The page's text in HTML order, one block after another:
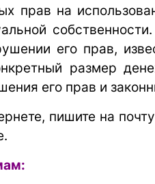
прав на
его прав,
размер
его прав и
пишите на почту